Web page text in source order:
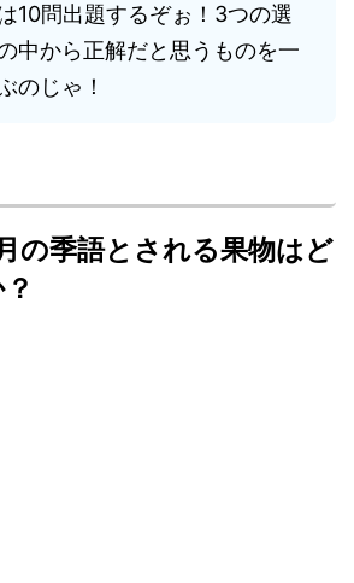
10問出題するぞぉ！3つの選
中から正解だと思うものを一
のじゃ！
の季語とされる果物はど